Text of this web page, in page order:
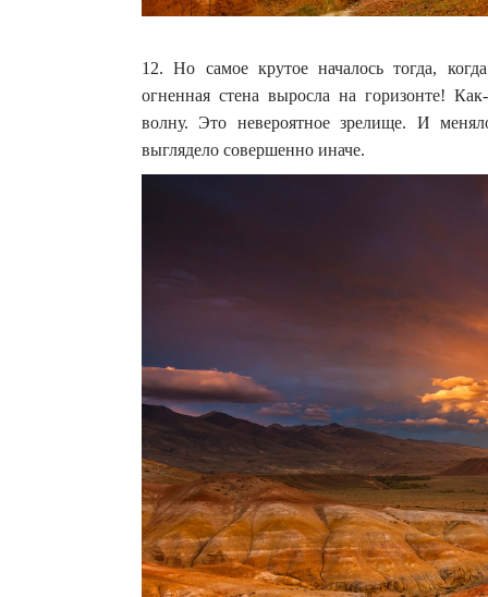
12. Но самое крутое началось тогда,
огненная стена выросла на горизонте!
волну. Это невероятное зрелище. И
выглядело совершенно иначе.